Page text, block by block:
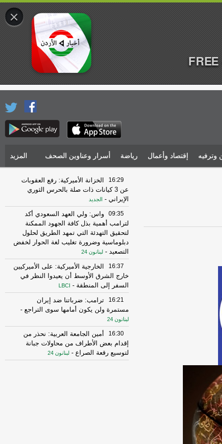
وترفيه إقتصاد وأعمال رياضة أسرار وعناوين الصحف المزيد
16:29
الخزانة الأميركية: رفع العقوبات
عن 3 كيانات ذات صلة بالحرس الثوري
الإيراني - الجديد
09:35
واس: ولي العهد السعودي أكد
لترامب أهمية بذل كافة الجهود الممكنة
لتحقيق التهدئة التي تمهد الطريق لحلول
دبلوماسية وضرورة تغليب لغة الحوار لخفض
التصعيد - لبنانون 24
16:37
الخارجية الأميركية: على الأميركيين
خارج الشرق الأوسط أن يعيدوا النظر في
السفر إلى المنطقة -
LBCI
16:21
ترامب: ضرباتنا ضد إيران
مستمرة ولن يكون أمامها سوى التراجع -
لبنانون 24
16:30
أمين الجامعة العربية: نحذر من
إقدام بعض الأطراف من محاولات جبانة
لتوسيع رقعة الصراع - لبنانون 24
×